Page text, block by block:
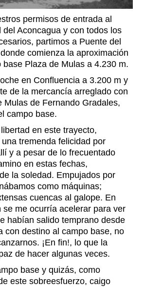
permisos de entrada al
del Aconcagua y con todos los
partimos a Puente del
comienza la aproximación
base Plaza de Mulas a 4.230 m.
en Confluencia a 3.200 m y
de la mercancía arreglado con
Mulas de Fernando Gradales,
campo base.
en este trayecto,
tremenda felicidad por
y a pesar de lo frecuentado
en estas fechas,
la soledad. Empujados por
como máquinas;
cuencas al galope. En
se me ocurría acelerar para ver
habían salido temprano desde
con destino al campo base, no
¡En fin!, lo que la
de hacer algunas veces.
base y quizás, como
este sobreesfuerzo, caigo